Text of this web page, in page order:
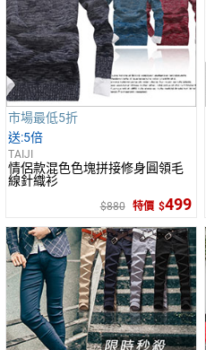
市場最低5折
5倍
TAIJI
情侶款混色色塊拼接修身圓領毛
線針織衫
880 特價 499